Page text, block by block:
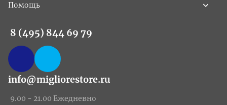
Помощь
8 (495) 844 69 79
info@migliorestore.ru
9.00 - 21.00 Ежедневно